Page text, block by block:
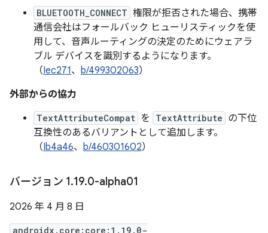
BLUETOOTH_CONNECT 権限が拒否された場合、携帯
通信会社はフォールバック ヒューリスティックを使
用して、音声ルーティングの決定のためにウェアラ
ブル デバイスを識別するようになります。
（Iec271、 b/499302063）
外部からの協力
TextAttributeCompat を TextAttribute の下位
互換性のあるバリアントとして追加します。
（Ib4a46、 b/460301602）
バージョン 1.19.0-alpha01
2026 年 4 月 8 日
androidx.core:core:1.19.0-